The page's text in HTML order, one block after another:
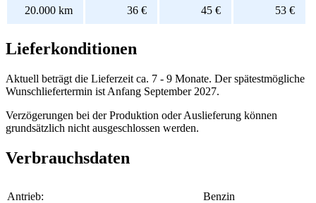
20.000 km 36 € 45 € 53 €
Lieferkonditionen
Aktuell beträgt die Lieferzeit ca. 7 - 9 Monate. Der spätestmögliche
Wunschliefertermin ist Anfang September 2027.
Verzögerungen bei der Produktion oder Auslieferung können
grundsätzlich nicht ausgeschlossen werden.
Verbrauchsdaten
Antrieb: Benzin